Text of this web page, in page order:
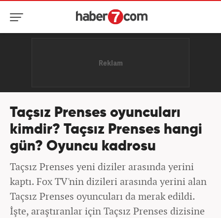
Taçsız Prenses oyuncuları
kimdir? Taçsız Prenses hangi
gün? Oyuncu kadrosu
Taçsız Prenses yeni diziler arasında yerini
kaptı. Fox TV'nin dizileri arasında yerini alan
Taçsız Prenses oyuncuları da merak edildi.
İşte, araştıranlar için Taçsız Prenses dizisine